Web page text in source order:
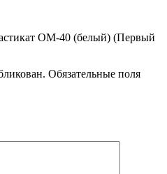
ОМ-40 (белый) (Первый
Обязательные поля